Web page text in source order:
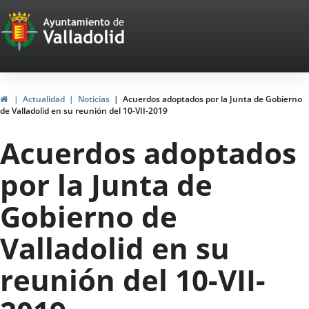
Portal
Web
del
Ayuntamiento
de
Valladolid
InicioActualidad Noticias
Acuerdos adoptados por la Junta de Gobierno
de Valladolid en su reunión del 10-VII-2019
Acuerdos adoptados
por la Junta de
Gobierno de
Valladolid en su
reunión del 10-VII-